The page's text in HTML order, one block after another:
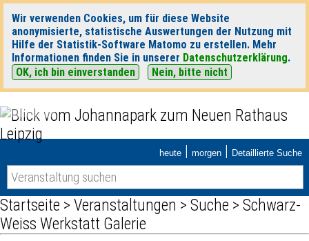
Wir verwenden Cookies, um für diese Website
anonymisierte, statistische Auswertungen der Nutzung mit
Hilfe der Statistik-Software Matomo zu erstellen. Mehr
Informationen finden Sie in unserer Datenschutzerklärung.
OK, ich bin einverstanden
Nein, bitte nicht
heute | morgen | Detaillierte Suche
Startseite > Veranstaltungen > Suche > Schwarz-
Weiss Werkstatt Galerie